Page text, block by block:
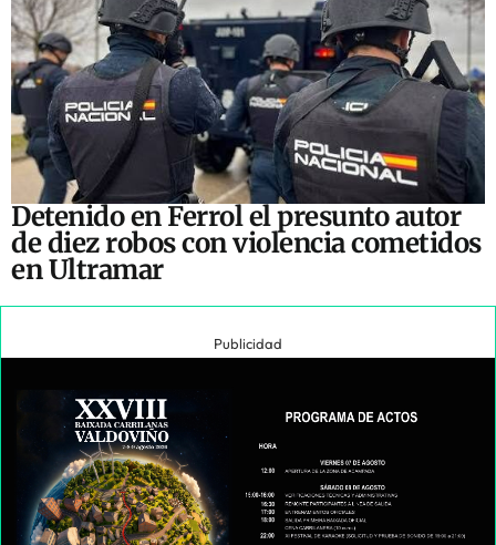
Detenido en Ferrol el presunto autor
de diez robos con violencia cometidos
en Ultramar
Publicidad